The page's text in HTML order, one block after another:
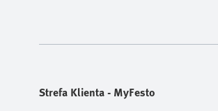
Strefa Klienta - MyFesto